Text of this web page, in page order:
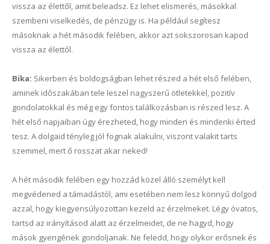
vissza az élettől, amit beleadsz. Ez lehet elismerés, másokkal
szembeni viselkedés, de pénzügy is. Ha például segítesz
másoknak a hét második felében, akkor azt sokszorosan kapod
vissza az élettől.
Bika: Sikerben és boldogságban lehet részed a hét első felében,
aminek időszakában tele leszel nagyszerű ötletekkel, pozitív
gondolatokkal és még egy fontos találkozásban is részed lesz. A
hét első napjaiban úgy érezheted, hogy minden és mindenki érted
tesz. A dolgaid tényleg jól fognak alakulni, viszont valakit tarts
szemmel, mert ő rosszat akar neked!
A hét második felében egy hozzád közel álló személyt kell
megvédened a támadástól, ami esetében nem lesz könnyű dolgod
azzal, hogy kiegyensúlyozottan kezeld az érzelmeket. Légy óvatos,
tartsd az irányításod alatt az érzelmeidet, de ne hagyd, hogy
mások gyengének gondoljanak. Ne feledd, hogy olykor erősnek és